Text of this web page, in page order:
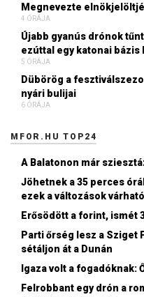
Megnevezte
4 ÓRÁJA
Újabb gyanús drónok
ezúttal egy katonai bázis
5 ÓRÁJA
Dübörög a
nyári bulijai
6 ÓRÁJA
MFOR.HU TOP24
A Balatonon már
Jöhetnek a 35 perces
ezek a változások
Erősödött a forint, ismét
Parti őrség lesz a Sziget
sétáljon át a Dunán
Igaza volt a fogadóknak:
Felrobbant egy drón a